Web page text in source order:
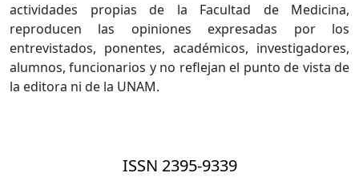
actividades propias de la Facultad de Medicina,
reproducen las opiniones expresadas por los
entrevistados, ponentes, académicos, investigadores,
alumnos, funcionarios y no reflejan el punto de vista de
la editora ni de la UNAM.
ISSN 2395-9339